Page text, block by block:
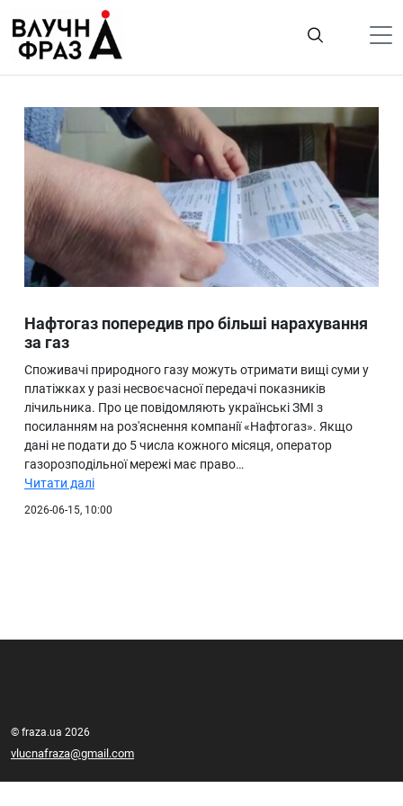
содержимому
Гроші
Життя
Лайфстайл
ТехноНаука
Людина
Ukraine
Про нас
Нафтогаз попередив про більші нарахування
за газ
Споживачі природного газу можуть отримати вищі суми у
платіжках у разі несвоєчасної передачі показників
лічильника. Про це повідомляють українські ЗМІ з
посиланням на роз'яснення компанії «Нафтогаз». Якщо
дані не подати до 5 числа кожного місяця, оператор
газорозподільної мережі має право…
Читати далі
2026-06-15, 10:00
© fraza.ua 2026
vlucnafraza@gmail.com